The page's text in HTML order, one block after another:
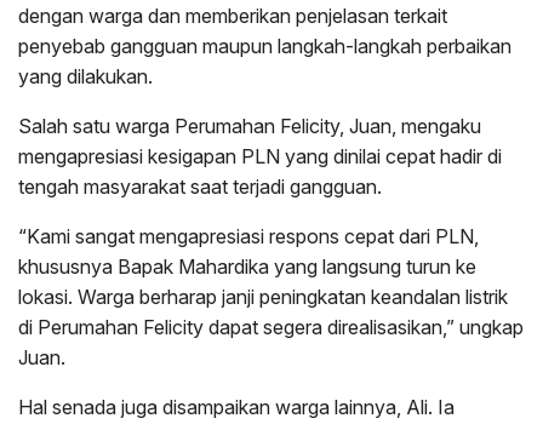
dengan warga dan memberikan penjelasan terkait
penyebab gangguan maupun langkah-langkah perbaikan
yang dilakukan.
Salah satu warga Perumahan Felicity, Juan, mengaku
mengapresiasi kesigapan PLN yang dinilai cepat hadir di
tengah masyarakat saat terjadi gangguan.
“Kami sangat mengapresiasi respons cepat dari PLN,
khususnya Bapak Mahardika yang langsung turun ke
lokasi. Warga berharap janji peningkatan keandalan listrik
di Perumahan Felicity dapat segera direalisasikan,” ungkap
Juan.
Hal senada juga disampaikan warga lainnya, Ali. Ia